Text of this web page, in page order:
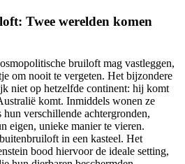
Twee werelden komen
bruiloft mag vastleggen,
om nooit te vergeten. Het bijzondere
niet op hetzelfde continent: hij komt
komt. Inmiddels wonen ze
verschillende achtergronden,
eigen, unieke manier te vieren.
in een kasteel. Het
bood hiervoor de ideale setting,